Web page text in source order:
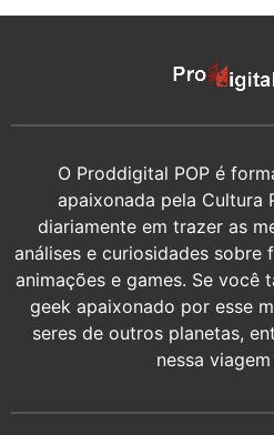
O Proddigital POP é
apaixonada pela Cultura
diariamente em trazer as
análises e curiosidades sobre
animações e games. Se você
geek apaixonado por esse
seres de outros planetas,
nessa